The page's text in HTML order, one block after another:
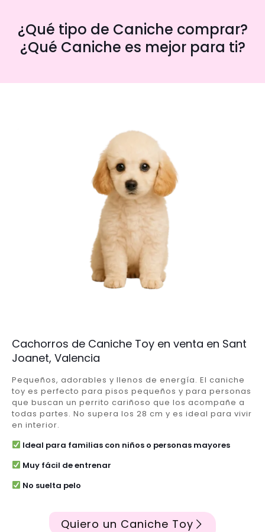
¿Qué tipo de Caniche comprar?
¿Qué Caniche es mejor para ti?
Cachorros de Caniche Toy en venta en Sant
Joanet, Valencia
Pequeños, adorables y llenos de energía. El caniche
toy es perfecto para pisos pequeños y para personas
que buscan un perrito cariñoso que los acompañe a
todas partes. No supera los 28 cm y es ideal para vivir
en interior.
Ideal para familias con niños o personas mayores
Muy fácil de entrenar
No suelta pelo
Quiero un Caniche Toy